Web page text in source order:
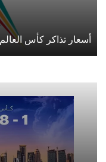
أسعار تذاكر كأس العالم 2026 وطرق الحجز